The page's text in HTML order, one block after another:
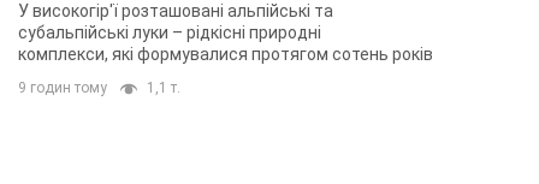
У високогір'ї розташовані альпійські та
субальпійські луки – рідкісні природні
комплекси, які формувалися протягом сотень років
9 годин тому 1,1 т.